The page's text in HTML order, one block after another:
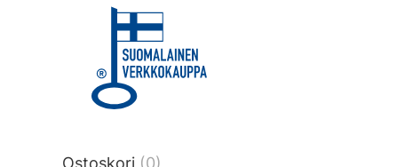
title or content.","post_type":
tmlmvi","meta_query":
data-original-query-vars="[]" data-
Ostoskori (0)